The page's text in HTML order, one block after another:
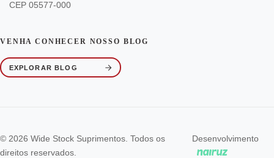
CEP 05577-000
VENHA CONHECER NOSSO BLOG
EXPLORAR BLOG
© 2026 Wide Stock Suprimentos. Todos os
direitos reservados.
Desenvolvimento